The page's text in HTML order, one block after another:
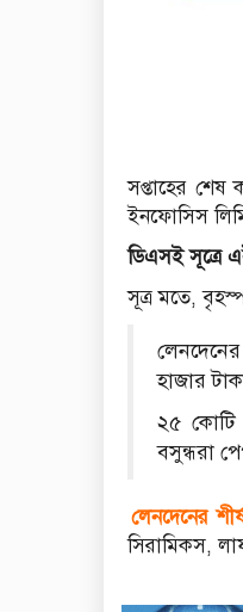
সপ্তাহের শেষ
ইনফোসিস
ডিএসই সূত্রে
সূত্র মতে,
হাজার
২৫ কোটি
বসুন্ধরা
লেনদেনের
সিরামিকস,